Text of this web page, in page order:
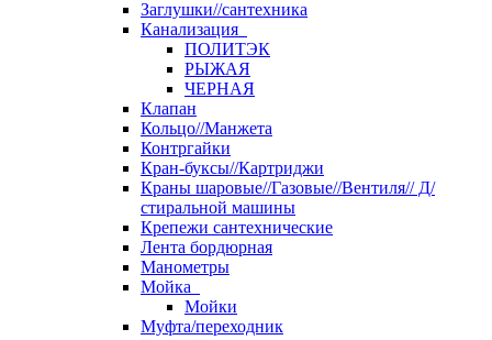
Заглушки//сантехника
Канализация
ПОЛИТЭК
РЫЖАЯ
ЧЕРНАЯ
Клапан
Кольцо//Манжета
Контргайки
Кран-буксы//Картриджи
Краны шаровые//Газовые//Вентиля// Д/
стиральной машины
Крепежи сантехнические
Лента бордюрная
Манометры
Мойка
Мойки
Муфта/переходник